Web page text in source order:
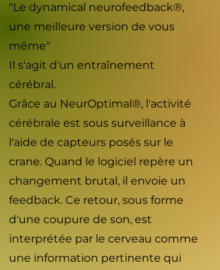
"Le dynamical neurofeedback®,
une meilleure version de vous
même"
Il s'agit d'un entraînement
cérébral.
Grâce au NeurOptimal®, l'activité
cérébrale est sous surveillance à
l'aide de capteurs posés sur le
crane. Quand le logiciel repère un
changement brutal, il envoie un
feedback. Ce retour, sous forme
d'une coupure de son, est
interprétée par le cerveau comme
une information pertinente qui